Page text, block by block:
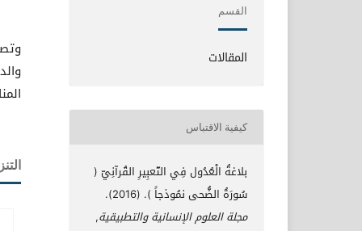
القسم
المقالات
كيفية الاقتباس
بلاغةُ الْعُدُول فِي التّعبِيرِ القُرآنِيّ (
سُورَةُ الضُّحى نمُوذجاً ). (2016).
مجلة العلوم الإنسانية والتطبيقية,